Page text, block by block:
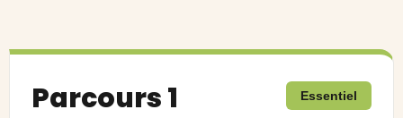
Parcours 1 Essentiel